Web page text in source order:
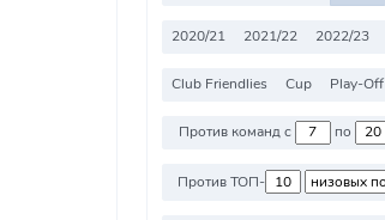
2020/21 2021/22 2022/23
Club Friendlies Cup Play-Off
Против команд с по
Против ТОП-